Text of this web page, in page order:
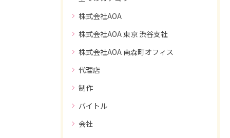
株式会社AOA
株式会社AOA 東京 渋谷支社
株式会社AOA 南森町オフィス
代理店
制作
バイトル
会社